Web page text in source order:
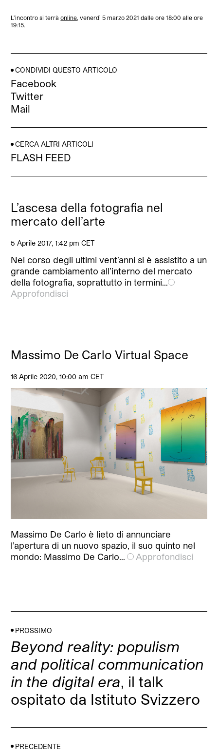
L’incontro si terràonline, venerdì 5 marzo 2021 dalle ore 18:00 alle ore
19:15.
CONDIVIDI QUESTO ARTICOLO
Facebook
Twitter
Mail
CERCA ALTRI ARTICOLI
FLASH FEED
L’ascesa della fotografia nel
mercato dell’arte
5 Aprile 2017, 1:42 pm CET
Nel corso degli ultimi vent’anni si è assistito a un
grande cambiamento all’interno del mercato
della fotografia, soprattutto in termini…
Approfondisci
Massimo De Carlo Virtual Space
16 Aprile 2020, 10:00 am CET
Massimo De Carlo è lieto di annunciare
l’apertura di un nuovo spazio, il suo quinto nel
mondo: Massimo De Carlo…
Approfondisci
PROSSIMO
Beyond reality: populism
and political communication
in the digital era, il talk
ospitato da Istituto Svizzero
PRECEDENTE